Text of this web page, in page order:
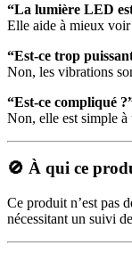
“La lumière LED
Elle aide à mieux voir
“Est-ce trop
Non, les vibrations
“Est-ce compliqué
Non, elle est simple
🚫 À qui ce
Ce produit n’est pas
nécessitant un suivi